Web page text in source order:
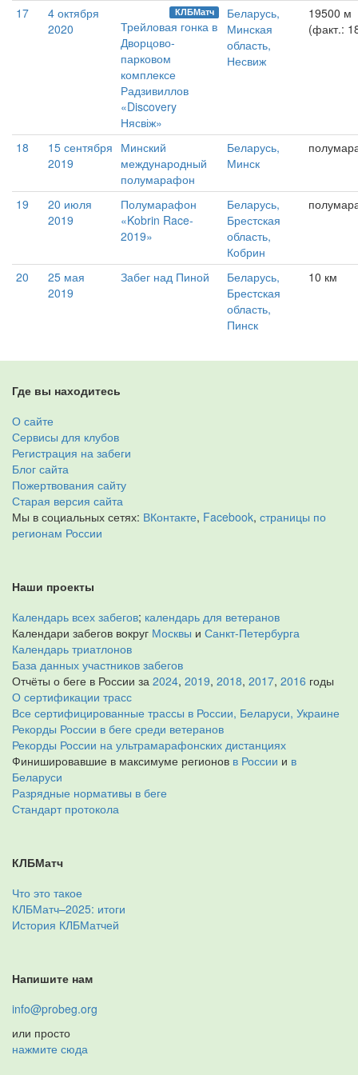
17
4 октября
2020
КЛБМатч
Трейловая гонка в
Дворцово-
парковом
комплексе
Радзивиллов
«Discovery
Нясвіж»
Беларусь,
Минская
область,
Несвиж
19500 м
(факт.:
18
15 сентября
2019
Минский
международный
полумарафон
Беларусь,
Минск
19
20 июля
2019
Полумарафон
«Kobrin Race-
2019»
Беларусь,
Брестская
область,
Кобрин
20
25 мая
2019
Забег над Пиной
Беларусь,
Брестская
область,
Пинск
10 км
Где вы находитесь
О сайте
Сервисы для клубов
Регистрация на забеги
Блог сайта
Пожертвования сайту
Старая версия сайта
Мы в социальных сетях: ВКонтакте, Facebook, страницы по
регионам России
Наши проекты
Календарь всех забегов; календарь для ветеранов
Календари забегов вокруг Москвы и Санкт-Петербурга
Календарь триатлонов
База данных участников забегов
Отчёты о беге в России за 2024, 2019, 2018, 2017, 2016 годы
О сертификации трасс
Все сертифицированные трассы в России, Беларуси, Украине
Рекорды России в беге среди ветеранов
Рекорды России на ультрамарафонских дистанциях
Финишировавшие в максимуме регионов в России и в
Беларуси
Разрядные нормативы в беге
Стандарт протокола
КЛБМатч
Что это такое
КЛБМатч–2025: итоги
История КЛБМатчей
Напишите нам
info@probeg.org
или просто
нажмите сюда